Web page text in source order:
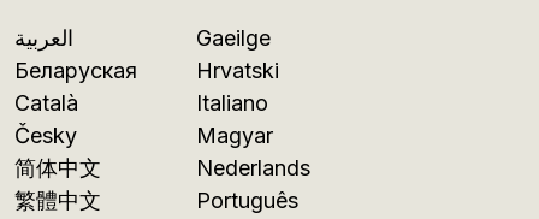
العربية
Беларуская
Català
Česky
简体中文
繁體中文
Gaeilge
Hrvatski
Italiano
Magyar
Nederlands
Português